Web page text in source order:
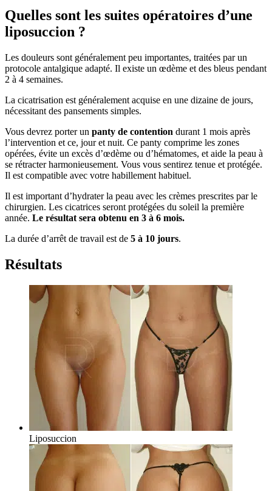
Quelles sont les suites opératoires d’une
liposuccion ?
Les douleurs sont généralement peu importantes, traitées par un
protocole antalgique adapté. Il existe un œdème et des bleus pendant
2 à 4 semaines.
La cicatrisation est généralement acquise en une dizaine de jours,
nécessitant des pansements simples.
Vous devrez porter un panty de contention durant 1 mois après
l’intervention et ce, jour et nuit. Ce panty comprime les zones
opérées, évite un excès d’œdème ou d’hématomes, et aide la peau à
se rétracter harmonieusement. Vous vous sentirez tenue et protégée.
Il est compatible avec votre habillement habituel.
Il est important d’hydrater la peau avec les crèmes prescrites par le
chirurgien. Les cicatrices seront protégées du soleil la première
année. Le résultat sera obtenu en 3 à 6 mois.
La durée d’arrêt de travail est de 5 à 10 jours.
Résultats
Liposuccion